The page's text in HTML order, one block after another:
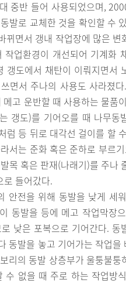
중반 들어 사용되었으며,
발로 교체한 것을 확인할 수
뀌면서 갱내 작업장에 많은 변
작업환경이 개선되어 기계화
갱도에서 채탄이 이뤄지면서
면서 주나의 사용도 사라졌
고 운반할 때 사용하는 물품
갱도)를 기어오를 때 나무동
럼 등 뒤로 대각선 걸이를 할
서는 준화 혹은 준하로 부르
목 혹은 판재(나래기)를 주나
로 들어갔다.
안전을 위해 동발을 낮게 세
동발을 등에 메고 작업막장
낮은 포복으로 기어간다. 동
동발을 놓고 기어가는 작업을
리의 동발 상층부가 울퉁불퉁
수 없을 때 주로 하는 작업방